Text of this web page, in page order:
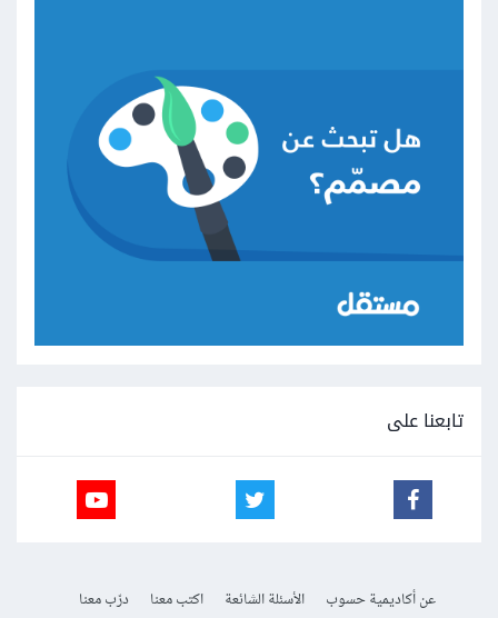
تابعنا على
عن أكاديمية حسوب الأسئلة الشائعة اكتب معنا
درّب معنا